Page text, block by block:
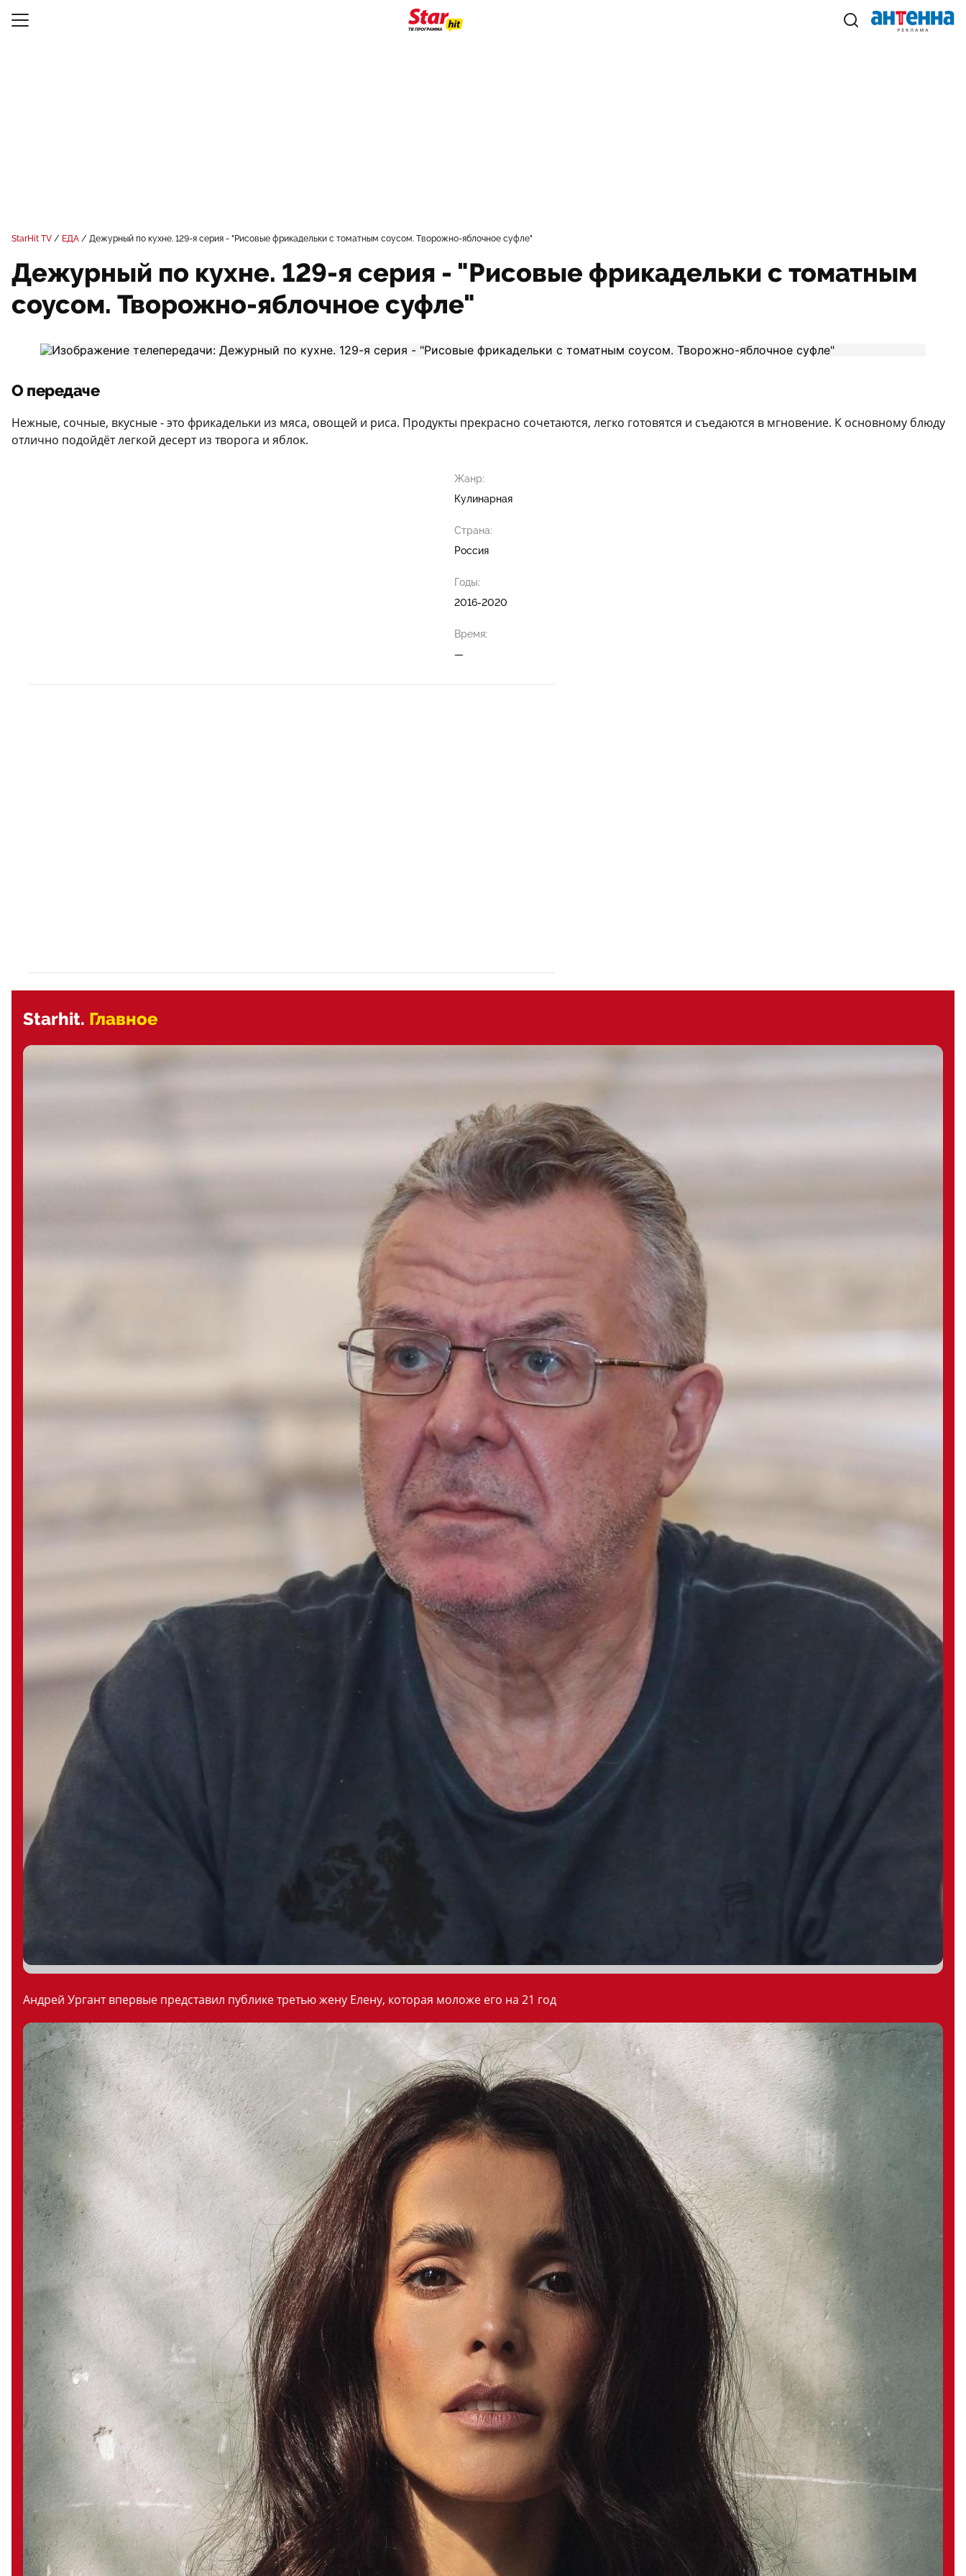
StarHit TV ЕДА Дежурный по кухне. 129-я серия - "Рисовые фрикадельки с томатным соусом. Творожно-яблочное суфле"
Дежурный по кухне. 129-я серия - "Рисовые фрикадельки с томатным
соусом. Творожно-яблочное суфле"
О передаче
Нежные, сочные, вкусные - это фрикадельки из мяса, овощей и риса. Продукты прекрасно сочетаются, легко готовятся и съедаются в мгновение. К основному блюду
отлично подойдёт легкой десерт из творога и яблок.
Жанр:
Кулинарная
Страна:
Россия
Годы:
2016-2020
Время:
—
Starhit. Главное
Андрей Ургант впервые представил публике третью жену Елену, которая моложе его на 21 год